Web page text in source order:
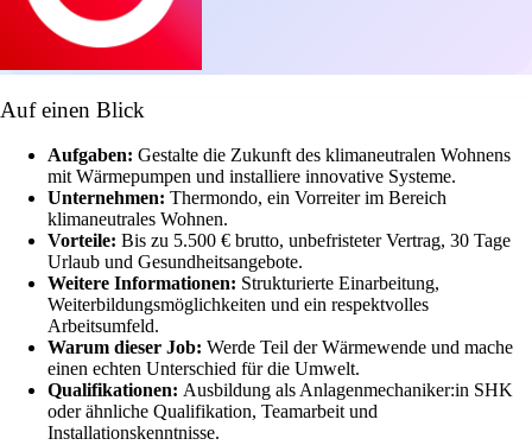
Auf einen Blick
Aufgaben: Gestalte die Zukunft des klimaneutralen Wohnens
mit Wärmepumpen und installiere innovative Systeme.
Unternehmen: Thermondo, ein Vorreiter im Bereich
klimaneutrales Wohnen.
Vorteile: Bis zu 5.500 € brutto, unbefristeter Vertrag, 30 Tage
Urlaub und Gesundheitsangebote.
Weitere Informationen: Strukturierte Einarbeitung,
Weiterbildungsmöglichkeiten und ein respektvolles
Arbeitsumfeld.
Warum dieser Job: Werde Teil der Wärmewende und mache
einen echten Unterschied für die Umwelt.
Qualifikationen: Ausbildung als Anlagenmechaniker:in SHK
oder ähnliche Qualifikation, Teamarbeit und
Installationskenntnisse.